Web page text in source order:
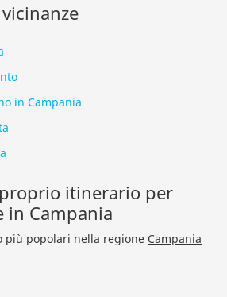
in Campania
itinerario per
in Campania
più popolari nella regione Campania